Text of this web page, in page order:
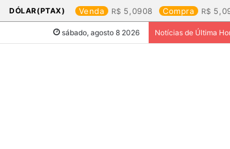
DÓLAR(PTAX) Venda 5,0908 Compra
sábado, agosto 8 2026 Notícias de Última